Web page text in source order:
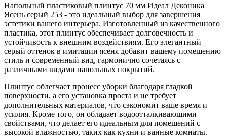
Напольный пластиковый плинтус 70 мм Идеал Деконика
Ясень серый 253 - это идеальный выбор для завершения
эстетики вашего интерьера. Изготовленный из качественного
пластика, этот плинтус обеспечивает долговечность и
устойчивость к внешним воздействиям. Его элегантный
серый оттенок в имитации ясеня добавит вашему помещению
стиль и современный вид, гармонично сочетаясь с
различными видами напольных покрытий.
Плинтус облегчает процесс уборки благодаря гладкой
поверхности, а его установка проста и не требует
дополнительных материалов, что сэкономит ваше время и
усилия. Кроме того, он обладает водоотталкивающими
свойствами, что делает его идеальным для помещений с
высокой влажностью, таких как кухни и ванные комнаты.